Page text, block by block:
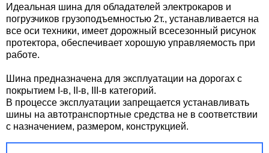
Идеальная шина для обладателей электрокаров и
погрузчиков грузоподъемностью 2т., устанавливается на
все оси техники, имеет дорожный всесезонный рисунок
протектора, обеспечивает хорошую управляемость при
работе.
Шина предназначена для эксплуатации на дорогах с
покрытием I-в, II-в, III-в категорий.
В процессе эксплуатации запрещается устанавливать
шины на автотранспортные средства не в соответствии
с назначением, размером, конструкцией.